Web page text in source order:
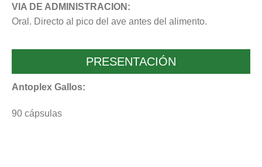
VIA DE ADMINISTRACION:
Oral. Directo al pico del ave antes del alimento.
PRESENTACIÓN
Antoplex Gallos:
90 cápsulas